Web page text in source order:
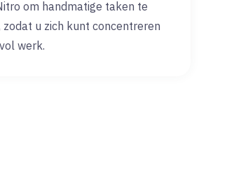
om handmatige taken te
zodat u zich kunt concentreren
werk.